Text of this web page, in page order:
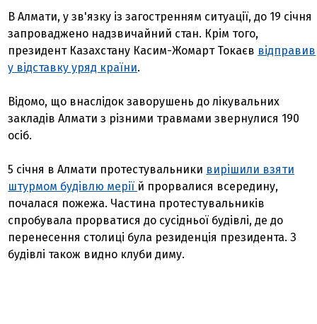
В Алмати, у зв'язку із загостренням ситуації, до 19 січня
запроваджено надзвичайний стан. Крім того,
президент Казахстану Касим-Жомарт Токаєв відправив
у відставку уряд країни.
Відомо, що внаслідок заворушень до лікувальних
закладів Алмати з різними травмами звернулися 190
осіб.
5 січня в Алмати протестувальники вирішили взяти
штурмом будівлю мерії й прорвалися всередину,
почалася пожежа. Частина протестувальників
спробувала прорватися до сусідньої будівлі, де до
перенесення столиці була резиденція президента. З
будівлі також видно клуби диму.